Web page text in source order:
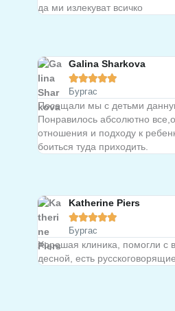
да ми излекуват всичко
Galina Sharkova

Бургас
Посещали мы с детьми
Понравилось абсолютно
отношения и подходу к
боиться туда приходить.
Katherine Piers

Бургас
Хорошая клиника, помогли с
десной, есть